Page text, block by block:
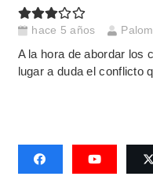
hace 5 años
A la hora de abordar los
lugar a duda el conflicto